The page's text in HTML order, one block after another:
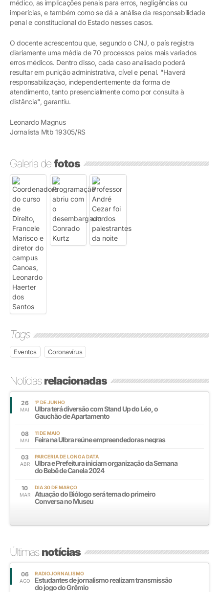
médico, as implicações penais para erros, negligências ou
imperícias, e também como se dá a análise da responsabilidade
penal e constitucional do Estado nesses casos.
O docente acrescentou que, segundo o CNJ, o país registra
diariamente uma média de 70 processos pelos mais variados
erros médicos. Dentro disso, cada caso analisado poderá
resultar em punição administrativa, cível e penal. "Haverá
responsabilização, independentemente da forma de
atendimento, tanto presencialmente como por consulta à
distância", garantiu.
Leonardo Magnus
Jornalista Mtb 19305/RS
Galeria defotos
Tags
Eventos Coronavírus
Notíciasrelacionadas
26
MAI
1º DE JUNHO
Ulbra terá diversão com Stand Up do Léo, o
Gauchão de Apartamento
08
MAI
11 DE MAIO
Feira na Ulbra reúne empreendedoras negras
03
ABR
PARCERIA DE LONGA DATA
Ulbra e Prefeitura iniciam organização da Semana
do Bebê de Canela 2024
10
MAR
DIA 30 DE MARÇO
Atuação do Biólogo será tema do primeiro
Conversa no Museu
Últimasnotícias
06
AGO
RADIOJORNALISMO
Estudantes de jornalismo realizam transmissão
do jogo do Grêmio